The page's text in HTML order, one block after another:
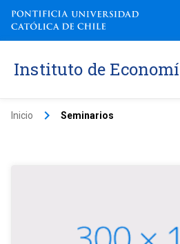
Instituto de
Inicio keyboard_arrow_right Seminarios